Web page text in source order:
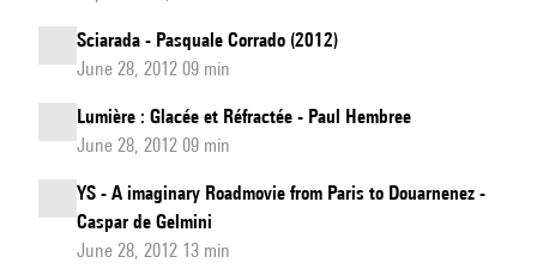
Sciarada - Pasquale Corrado (2012)
June 28, 2012 09 min
Lumière : Glacée et Réfractée - Paul Hembree
June 28, 2012 09 min
YS - A imaginary Roadmovie from Paris to Douarnenez -
Caspar de Gelmini
June 28, 2012 13 min